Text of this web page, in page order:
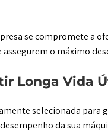
se compromete a
assegurem o máximo
Longa Vida
selecionada
da sua